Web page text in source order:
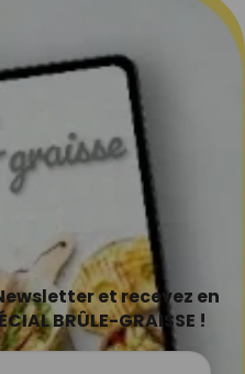
et recevez en
BRÛLE-GRAISSE !